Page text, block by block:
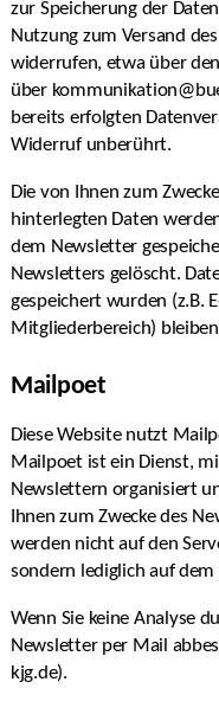
zur Speicherung der
Nutzung zum Versand
widerrufen, etwa über
über
bereits erfolgten
Widerruf unberührt.
Die von Ihnen zum
hinterlegten Daten
dem Newsletter
Newsletters gelöscht.
gespeichert wurden (z.B.
Mitgliederbereich)
Mailpoet
Diese Website nutzt
Mailpoet ist ein Dienst,
Newslettern organisiert
Ihnen zum Zwecke des
werden nicht auf den
sondern lediglich auf dem
Wenn Sie keine Analyse
Newsletter per Mail
kjg.de).